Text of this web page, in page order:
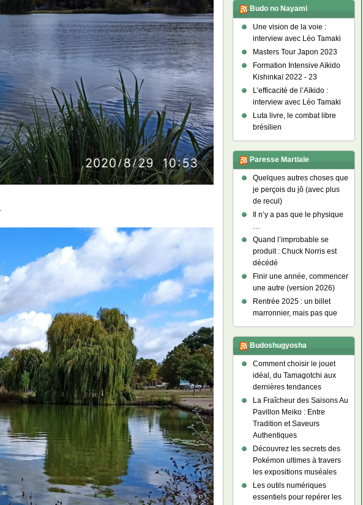
Budo no Nayami
Une vision de la voie :
interview avec Léo Tamaki
Masters Tour Japon 2023
Formation Intensive Aïkido
Kishinkaï 2022 - 23
L’efficacité de l’Aïkido :
interview avec Léo Tamaki
Luta livre, le combat libre
brésilien
Paresse Martiale
Quelques autres choses que
je perçois du jô (avec plus
de recul)
Il n’y a pas que le physique
…
Quand l’improbable se
produit : Chuck Norris est
décédé
Finir une année, commencer
une autre (version 2026)
Rentrée 2025 : un billet
marronnier, mais pas que
Budoshugyosha
Comment choisir le jouet
idéal, du Tamagotchi aux
dernières tendances
La Fraîcheur des Saisons Au
Pavillon Meiko : Entre
Tradition et Saveurs
Authentiques
Découvrez les secrets des
Pokémon ultimes à travers
les expositions muséales
Les outils numériques
essentiels pour repérer les